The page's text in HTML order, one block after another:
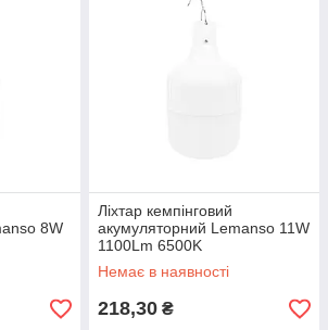
8W
Ліхтар кемпінговий
акумуляторний Lemanso 11W
1100Lm 6500K
Немає в наявності
218,30 ₴